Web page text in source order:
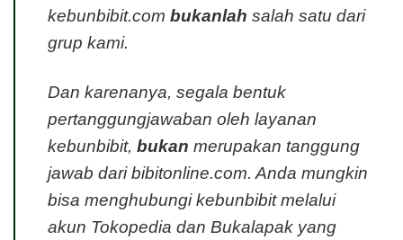
kebunbibit.com bukanlah salah satu dari
grup kami.
Dan karenanya, segala bentuk
pertanggungjawaban oleh layanan
kebunbibit, bukan merupakan tanggung
jawab dari bibitonline.com. Anda mungkin
bisa menghubungi kebunbibit melalui
akun Tokopedia dan Bukalapak yang